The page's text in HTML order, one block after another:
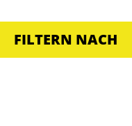
FILTERN NACH